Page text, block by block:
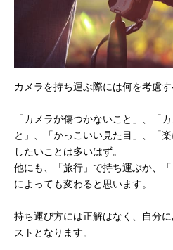
カメラを持ち運ぶ際には何を考慮す
「カメラが傷つかないこと」、「
と」、「かっこいい見た目」、「
したいことは多いはず。
他にも、「旅行」で持ち運ぶか、
によっても変わると思います。
持ち運び方には正解はなく、自分
ストとなります。